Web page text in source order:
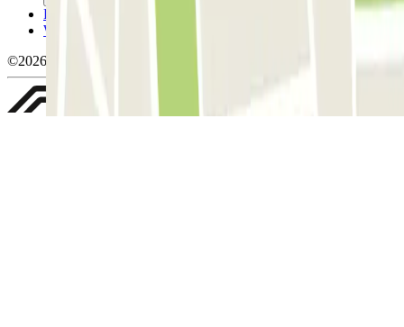
Politique de confidentialité
Whistleblowing
©2026 Parclick. Tous droits réservés